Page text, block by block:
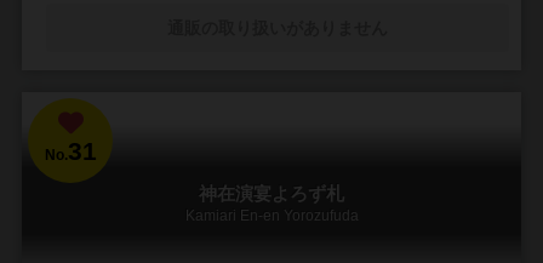
No.31
神在演宴よろず札
Kamiari En-en Yorozufuda